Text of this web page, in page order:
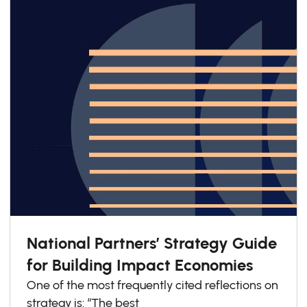
sustainability-related reporting requirements
designed primarily for large corporations,
make it difficult for SMEs to engage
meaningfully.
National Partners’ Strategy Guide
for Building Impact Economies
One of the most frequently cited reflections on
strategy is: “The best